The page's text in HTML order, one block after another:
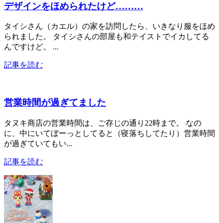
デザインをほめられたけど………
タイシさん（カエル）の家を訪問したら、いきなり服をほめ
られました。 タイシさんの部屋も和テイストでイカしてる
んですけど。 ...
記事を読む
営業時間が過ぎてました
タヌキ商店の営業時間は、ご存じの通り22時まで。 なの
に、中にいてぼーっとしてると（寝落ちしてたり）営業時間
が過ぎていてもい...
記事を読む